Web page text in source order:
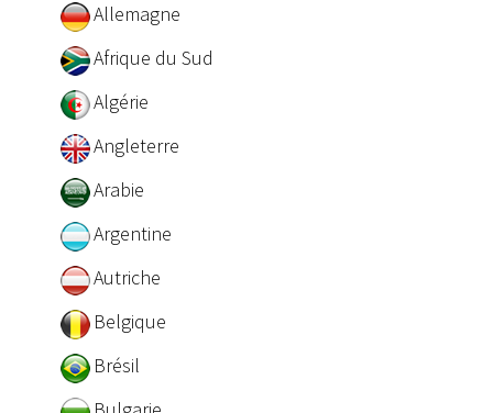
Allemagne
Afrique du Sud
Algérie
Angleterre
Arabie
Argentine
Autriche
Belgique
Brésil